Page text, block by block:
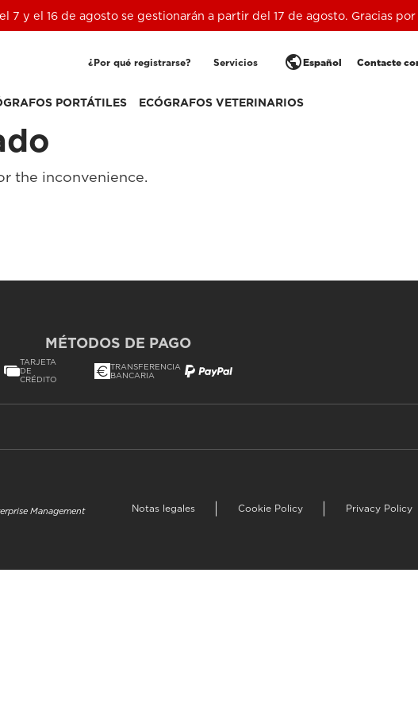
7 y el 16 de agosto se gestionarán a partir del 17 de agosto. Gracias
¿Por qué registrarse? Servicios Contacte
publicEspañol
PORTÁTILES ECÓGRAFOS VETERINARIOS
the inconvenience.
MÉTODOS DE PAGO
TARJETA
DE
CRÉDITO
TRANSFERENCIA
BANCARIA
Management
Notas legales Cookie Policy Privacy Policy